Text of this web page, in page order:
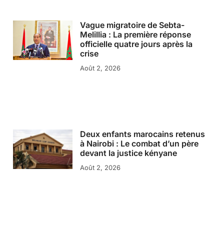
Vague migratoire de Sebta-
Melillia : La première réponse
officielle quatre jours après la
crise
Août 2, 2026
Deux enfants marocains retenus
à Nairobi : Le combat d’un père
devant la justice kényane
Août 2, 2026